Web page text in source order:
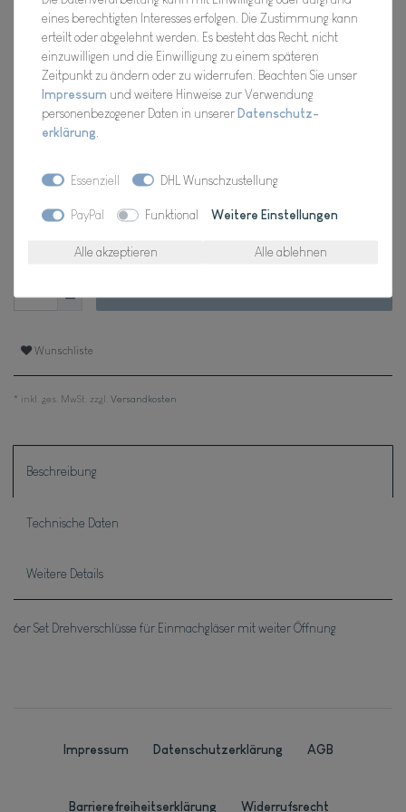
Hersteller
Artikel Nr.:
0025.392
UVP 10,02 €
9,99 EUR
Wunschliste
* inkl. ges. MwSt. zzgl. Versandkosten
Beschreibung
Technische Daten
Weitere Details
6er Set Drehverschlüsse für Einmachgläser mit weiter Öffnung
eines berechtigten Interesses erfolgen. Die Zustimmung kann
erteilt oder abgelehnt werden. Es besteht das Recht, nicht
einzuwilligen und die Einwilligung zu einem späteren
Zeitpunkt zu ändern oder zu widerrufen. Beachten Sie unser
Impressum und weitere Hinweise zur Verwendung
personenbezogener Daten in unsererDaten­schutz­
erklärung
Essenziell DHL Wunschzustellung
PayPal Funktional Weitere Einstellungen
Alle akzeptieren Alle ablehnen
Impressum Daten­schutz­erklärung AGB
Barrierefreiheitserklärung Widerrufs­recht